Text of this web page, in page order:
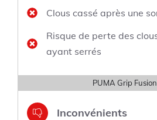
Clous cassé après une
Risque de perte des
ayant serrés
PUMA Grip
Inconvénients